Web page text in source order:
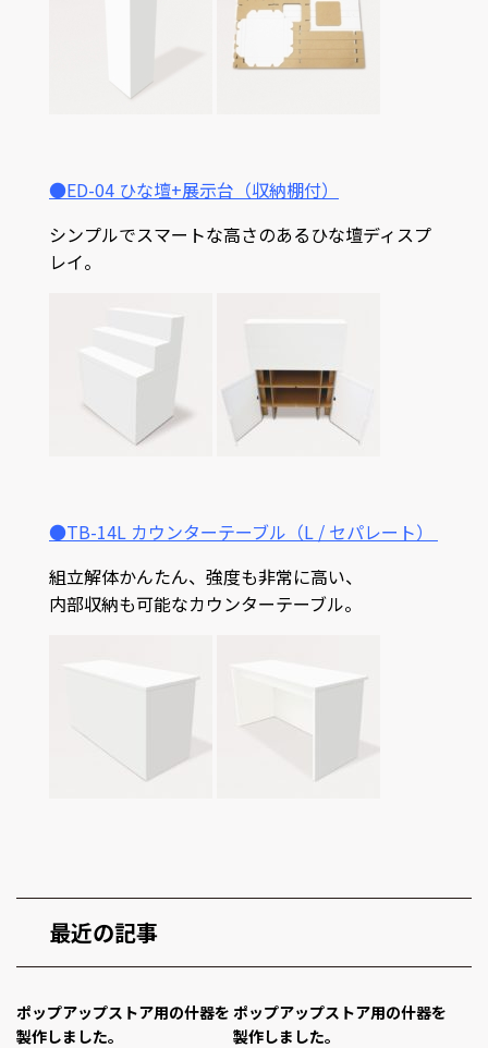
●ED-04 ひな壇+展示台（収納棚付）
シンプルでスマートな高さのあるひな壇ディスプ
レイ。
●TB-14L カウンターテーブル（L / セパレート）
組立解体かんたん、強度も非常に高い、
内部収納も可能なカウンターテーブル。
最近の記事
ポップアップストア用の什器を
製作しました。
ポップアップストア用の什器を
製作しました。